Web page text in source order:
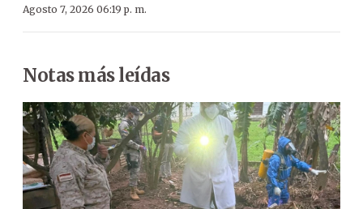
Agosto 7, 2026 06:19 p. m.
Notas más leídas